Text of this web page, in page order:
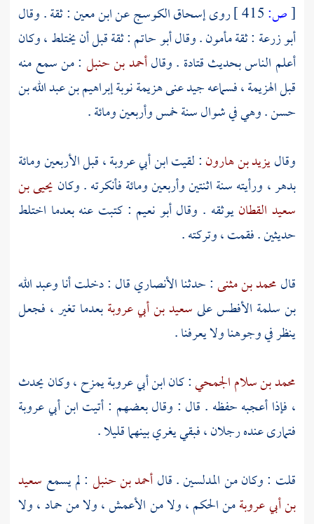
[ص: روىإسحاق الكوسجعنابن معين: ثقة . وقال
أبو زرعة : ثقة مأمون . وقالأبو حاتم: ثقة قبل أن يختلط ، وكان
أعلم الناس بحديثقتادة . وقالأحمد بن حنبل : من سمع منه
قبل الهزيمة ، فسماعه جيد عنى هزيمة نوبةإبراهيم بن عبد الله بن
حسن. وهي في شوال سنة خمس وأربعين ومائة .
وقاليزيد بن هارون: لقيتابن أبي عروبة ،قبل الأربعين ومائة
بدهر ، ورأيته سنة اثنتين وأربعين ومائة فأنكرته . وكان يحيى بن
سعيد القطانيوثقه . وقالأبو نعيم : كتبت عنه بعدما اختلط
حديثين . فقمت ، وتركته .
قالمحمد بن مثنى: حدثناالأنصاريقال : دخلت أناوعبد الله
بن سلمة الأفطسعلىسعيد بن أبي عروبةبعدما تغير ، فجعل
ينظر في وجوهنا ولا يعرفنا .
محمد بن سلام الجمحي: كانابن أبي عروبةيمزح ، وكان يحدث
، فإذا أعجبه حفظه . قال : وقال بعضهم : أتيتابن أبي عروبة
فتمارى عنده رجلان ، فبقي يغري بينهما قليلا .
قلت : وكان من المدلسين . قالأحمد بن حنبل : لم يسمع سعيد
بن أبي عروبةمنالحكم ،ولا منالأعمش ،ولا منحماد ،ولا